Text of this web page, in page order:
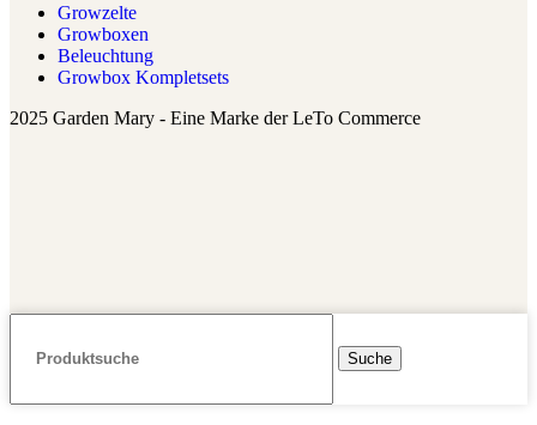
Growzelte
Growboxen
Beleuchtung
Growbox Kompletsets
2025 Garden Mary - Eine Marke der LeTo Commerce
Suche